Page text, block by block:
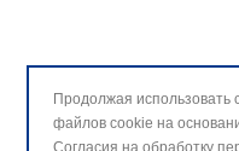
Продолжая использовать
файлов cookie на
Согласия на обработку